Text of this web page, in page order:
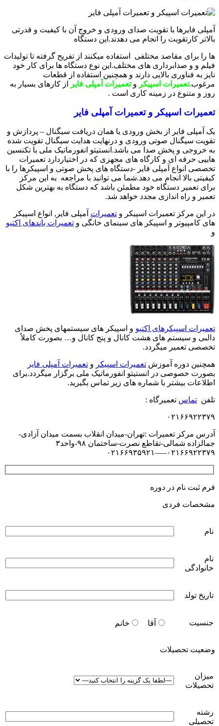
آمپلی فایرها با تقویت صدای ورودی و خروج آن با کیفیت و قدرتی
بالاتر کارتقویت را انجام می دهدند.این دستگاه
ها را برای مقاصد مختلفی استفاده میکنند از تفریح گرفته تا تولیدات
فیلم و و صدابرداری های مختلف.این نوع دستگاه ها برای کار خود
نایز به فناوری بالایی دارند و همچنین استفاده از قطعات
مرغوب.تعمیرات اسپیکر وتعمیرات آمپلی فایر
از کارهای بسیار به
روز و متنوع در زمینه کاری است .
تعمیرات اسپیکر و تعمیرات آمپلی فایر
یک آمپلی فایر از بخش ورودی یا همان دریافت سیگنال – پردازش و
تقویت سیگنال صوتی ورودی و درنهایت هدایت سیگنال تقویت شده
به خروجی و پخش صدا می باشد.انستیتو انفورماتیک ملی با تکنسین
هاییی حرفه ای و کارگاه های مجهزی که در اختیاردارد تعمیرات
تخصصی انواع آمپلی فایر -دستگاه های پخش صوتی و اسپیکرها را با
کیفیتی بالا انجام می دهد.شما می توانید با مراجعه به این مرکز
برای تعمیر دستگاه خود مطمئن باشد که دستگاه به بهترین شکل
تعمیر و راه اندازی مجدد خواهد شد.
در این مرکز تعمیرات اسپیکر و تعمیرات آمپلی فایر, انواع اسپیکر
های کامپیوتر و اسپیکر های سینمای خانگی و تعمیرات باندهای اکتیو
و
تعمیرات اسپیکرهای اکتیو و اسپیکر های سیستمهای پخش صدای
دالبی و سیستم های هشت کانال و پنج کانال و… بصورت کاملاً
تخصصی تعمیر میگردد.
همچنین دوره آموزش تعمیرات اسپیکر و تعمیرات آمپلی فایر
بصورت خصوصی در انستیتو انفورماتیک ملی برگزار میگردد.برای
اطلاعات بیشتر با شماره های زیر تماس بگیرید.
تلفن تماس تعمیرگاه :
۰۲۱۶۶۹۲۲۳۷۹
آدرس مرکز تعمیرات :تهران-میدان انقلاب بسمت میدان آزادی-
جمالزاده شمالی-تقاطع نصرت-ساختمان ۹۸-واحد۳
۰۲۱۶۶۹۲۲۳۷۹—–۰۲۱۶۶۹۳۵۹۲۱
فرم ثبت نام در دوره
مشخصات فردی
نام
نام
خانوادگی
تاریخ تولد
جنسیت آقا خانم
وضعیت تحصیلات
میزان
تحصیلات
رشته
تحصیلی